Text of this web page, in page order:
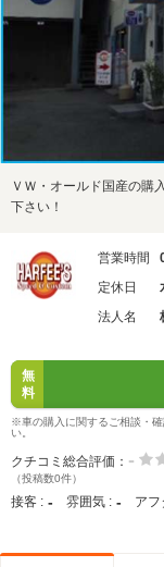
ＶＷ・オールド国産の購
下さい！
営業時間
定休日
法人名
無
料
※車の購入に関するご相談・
い。
クチコミ総合評価： -
（投稿数0件）
接客 : - 雰囲気 : - アフ